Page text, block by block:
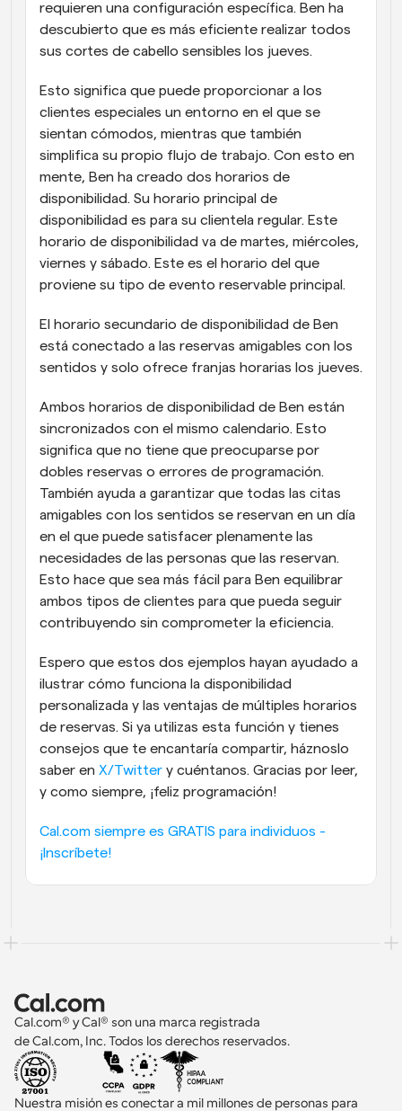
requieren una configuración específica. Ben ha
descubierto que es más eficiente realizar todos
sus cortes de cabello sensibles los jueves.
Esto significa que puede proporcionar a los
clientes especiales un entorno en el que se
sientan cómodos, mientras que también
simplifica su propio flujo de trabajo. Con esto en
mente, Ben ha creado dos horarios de
disponibilidad. Su horario principal de
disponibilidad es para su clientela regular. Este
horario de disponibilidad va de martes, miércoles,
viernes y sábado. Este es el horario del que
proviene su tipo de evento reservable principal.
El horario secundario de disponibilidad de Ben
está conectado a las reservas amigables con los
sentidos y solo ofrece franjas horarias los jueves.
Ambos horarios de disponibilidad de Ben están
sincronizados con el mismo calendario. Esto
significa que no tiene que preocuparse por
dobles reservas o errores de programación.
También ayuda a garantizar que todas las citas
amigables con los sentidos se reservan en un día
en el que puede satisfacer plenamente las
necesidades de las personas que las reservan.
Esto hace que sea más fácil para Ben equilibrar
ambos tipos de clientes para que pueda seguir
contribuyendo sin comprometer la eficiencia.
Espero que estos dos ejemplos hayan ayudado a
ilustrar cómo funciona la disponibilidad
personalizada y las ventajas de múltiples horarios
de reservas. Si ya utilizas esta función y tienes
consejos que te encantaría compartir, háznoslo
saber en X/Twitter y cuéntanos. Gracias por leer,
y como siempre, ¡feliz programación!
Cal.com siempre es GRATIS para individuos -
¡Inscríbete!
Cal.com® y Cal® son una marca registrada
de Cal.com, Inc. Todos los derechos reservados.
Nuestra misión es conectar a mil millones de personas para